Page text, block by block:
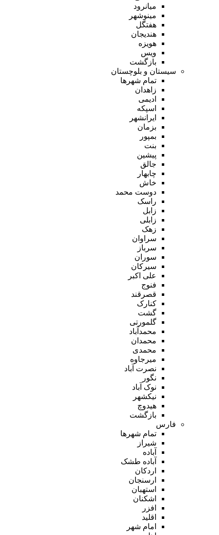
میانرود
مینوشهر
هفتگل
هندیجان
هویزه
ویس
بازگشت
سیستان و بلوچستان
تمام شهر‌ها
زاهدان
ادیمی
اسپکه
ایرانشهر
بزمان
بمپور
بنت
پیشین
جالق
چابهار
خاش
دوست محمد
راسک
زابل
زابلی
زهک
سراوان
سرباز
سوران
سیرکان
علی اکبر
فنوج
قصرقند
کنارک
گشت
گلمورتی
محمدآباد
محمدان
محمدی
میرجاوه
نصرت آباد
نگور
نوک آباد
نیکشهر
هیدوچ
بازگشت
فارس
تمام شهر‌ها
شیراز
آباده
آباده طشک
اردکان
ارسنجان
استهبان
اشکنان
افزر
اقلید
امام شهر